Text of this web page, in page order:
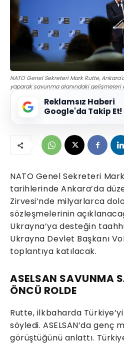
NATO Genel Sekreteri Mark Rutte,
yaparak savunma alanındaki gelişmeleri
Reklamsız Haberi
Google'da Takip Et!
NATO Genel Sekreteri
tarihlerinde Ankara’da
Zirvesi’nde milyarlarca
sözleşmelerinin
Ukrayna’ya desteğin
Ukrayna Devlet Başkanı
toplantıya katılacak.
ASELSAN SAVUNMA
ÖNCÜ ROLDE
Rutte, ilkbaharda
söyledi. ASELSAN’da genç
görüştüğünü anlattı.